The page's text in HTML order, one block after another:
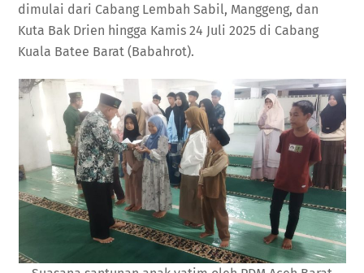
dimulai dari Cabang Lembah Sabil, Manggeng, dan
Kuta Bak Drien hingga Kamis 24 Juli 2025 di Cabang
Kuala Batee Barat (Babahrot).